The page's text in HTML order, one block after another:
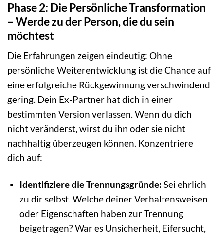
Phase 2: Die Persönliche Transformation
– Werde zu der Person, die du sein
möchtest
Die Erfahrungen zeigen eindeutig: Ohne
persönliche Weiterentwicklung ist die Chance auf
eine erfolgreiche Rückgewinnung verschwindend
gering. Dein Ex-Partner hat dich in einer
bestimmten Version verlassen. Wenn du dich
nicht veränderst, wirst du ihn oder sie nicht
nachhaltig überzeugen können. Konzentriere
dich auf:
Identifiziere die Trennungsgründe: Sei ehrlich
zu dir selbst. Welche deiner Verhaltensweisen
oder Eigenschaften haben zur Trennung
beigetragen? War es Unsicherheit, Eifersucht,